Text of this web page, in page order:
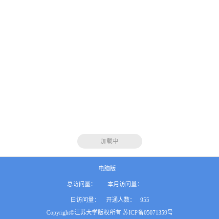
加载中
电脑版
总访问量： 本月访问量：
日访问量： 开通人数：
955
Copyright©江苏大学版权所有 苏ICP备05071359号